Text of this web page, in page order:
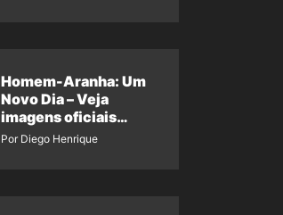
Homem-Aranha: Um
Novo Dia – Veja
imagens oficiais
descartadas do Hulk
Por Diego Henrique